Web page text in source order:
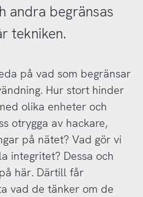
andra begränsas
tekniken.
på vad som begränsar
Hur stort hinder
olika enheter och
otrygga av hackare,
på nätet? Vad gör vi
integritet? Dessa och
här. Därtill får
vad de tänker om de